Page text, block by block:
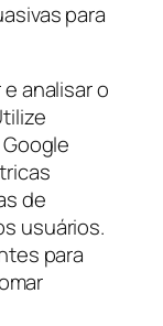
para
analisar o
de
usuários.
para